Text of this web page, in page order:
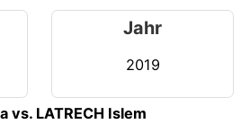
Jahr
2019
vs. LATRECH Islem